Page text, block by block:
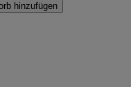
hinzufügen